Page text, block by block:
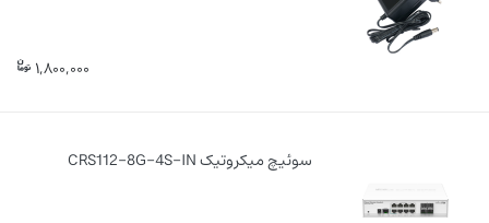
1,800,000
سوئیچ میکروتیک CRS112-8G-4S-IN